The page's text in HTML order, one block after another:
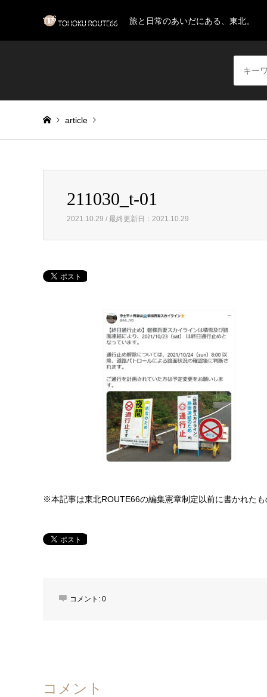
旅と日常のあいだにある、東北。
article
211030_t-01211030_t-01
2021.10.29 / 最終更新日：2021.10.29
※本記事は東北ROUTE66の編集憲章制定以前に書かれたも
コメント: 0
コメント